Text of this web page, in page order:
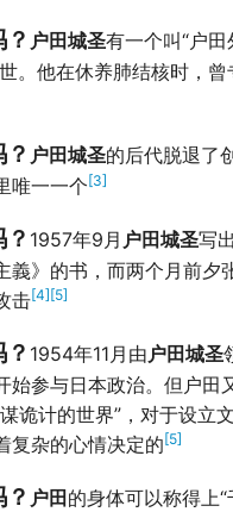
户田城圣有一个叫“户
。他在休养肺结核时，曾
户田城圣的后代脱退了
唯一一个[3]
1957年9月 户田城圣写
義》的书，而两个月前夕
击[4][5]
1954年11月由 户田城圣
始参与日本政治。但户田
诡计的世界”，对于设立
复杂的心情决定的[5]
户田的身体可以称得上